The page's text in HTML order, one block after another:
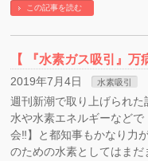
この記事を読む
【 『水素ガス吸引』万
2019年7月4日 水素吸引
週刊新潮で取り上げられ
水や水素エネルギーなど
会‼︎】と都知事もかなり力
のための水素としてはまだ